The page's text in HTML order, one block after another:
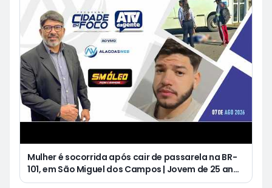
Mulher é socorrida após cair de passarela na BR-
101, em São Miguel dos Campos | Jovem de 25 anos
morre após acidente de moto no Distrito